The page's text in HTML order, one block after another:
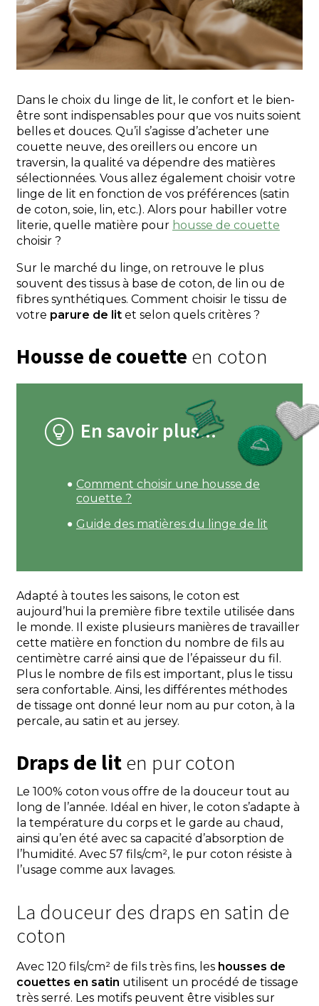
Dans le choix du linge de lit, le confort et le bien-
être sont indispensables pour que vos nuits soient
belles et douces. Qu’il s’agisse d’acheter une
couette neuve, des oreillers ou encore un
traversin, la qualité va dépendre des matières
sélectionnées. Vous allez également choisir votre
linge de lit en fonction de vos préférences (satin
de coton, soie, lin, etc.). Alors pour habiller votre
literie, quelle matière pour housse de couette
choisir ?
Sur le marché du linge, on retrouve le plus
souvent des tissus à base de coton, de lin ou de
fibres synthétiques. Comment choisir le tissu de
votre parure de lit et selon quels critères ?
Housse de couette en coton
En savoir plus...
Comment choisir une housse de
couette ?
Guide des matières du linge de lit
Adapté à toutes les saisons, le coton est
aujourd’hui la première fibre textile utilisée dans
le monde. Il existe plusieurs manières de travailler
cette matière en fonction du nombre de fils au
centimètre carré ainsi que de l’épaisseur du fil.
Plus le nombre de fils est important, plus le tissu
sera confortable. Ainsi, les différentes méthodes
de tissage ont donné leur nom au pur coton, à la
percale, au satin et au jersey.
Draps de liten pur coton
Le 100% coton vous offre de la douceur tout au
long de l’année. Idéal en hiver, le coton s’adapte à
la température du corps et le garde au chaud,
ainsi qu’en été avec sa capacité d’absorption de
l’humidité. Avec 57 fils/cm², le pur coton résiste à
l’usage comme aux lavages.
La douceur des draps en satin de
coton
Avec 120 fils/cm² de fils très fins, les housses de
couettes en satin utilisent un procédé de tissage
très serré. Les motifs peuvent être visibles sur